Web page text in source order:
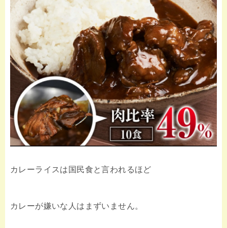
カレーライスは国民食と言われるほど
カレーが嫌いな人はまずいません。